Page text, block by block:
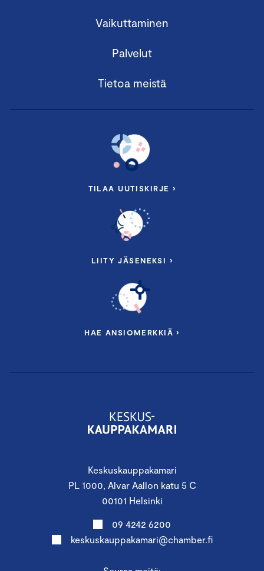
Keskuskauppakamari
PL 1000, Alvar Aallon katu 5 C
00101 Helsinki
09 4242 6200
keskuskauppakamari@chamber.fi
Vaikuttaminen
Palvelut
Tietoa meistä
TILAA UUTISKIRJE ›
LIITY JÄSENEKSI ›
HAE ANSIOMERKKIÄ ›